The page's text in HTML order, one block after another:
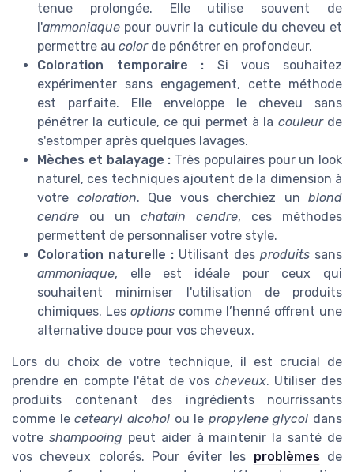
tenue prolongée. Elle utilise souvent de
l'ammoniaque pour ouvrir la cuticule du cheveu et
permettre au colorde pénétrer en profondeur.
Coloration temporaire : Si vous souhaitez
expérimenter sans engagement, cette méthode
est parfaite. Elle enveloppe le cheveu sans
pénétrer la cuticule, ce qui permet à la couleurde
s'estomper après quelques lavages.
Mèches et balayage : Très populaires pour un look
naturel, ces techniques ajoutent de la dimension à
votre coloration. Que vous cherchiez un blond
cendre ou un chatain cendre, ces méthodes
permettent de personnaliser votre style.
Coloration naturelle : Utilisant des produits sans
ammoniaque, elle est idéale pour ceux qui
souhaitent minimiser l'utilisation de produits
chimiques. Les options comme l’henné offrent une
alternative douce pour vos cheveux.
Lors du choix de votre technique, il est crucial de
prendre en compte l'état de vos cheveux. Utiliser des
produits contenant des ingrédients nourrissants
comme lecetearyl alcoholou le propylene glycol dans
votre shampooing peut aider à maintenir la santé de
vos cheveux colorés. Pour éviter les problèmesde